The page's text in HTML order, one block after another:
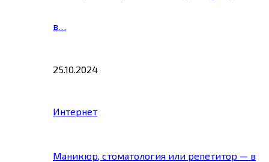
в…
25.10.2024
Интернет
Маникюр, стоматология или репетитор — в